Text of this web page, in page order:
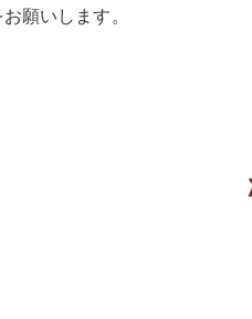
願いします。